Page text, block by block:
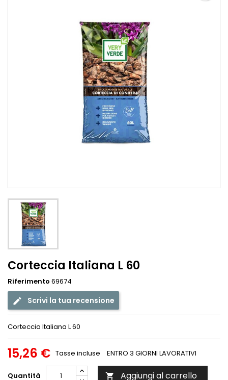
Corteccia Italiana L 60
Riferimento 69674
Scrivi la tua recensione
Corteccia Italiana L 60
15,26 € Tasse incluse ENTRO 3 GIORNI LAVORATIVI
Quantità  Aggiungi al carrello